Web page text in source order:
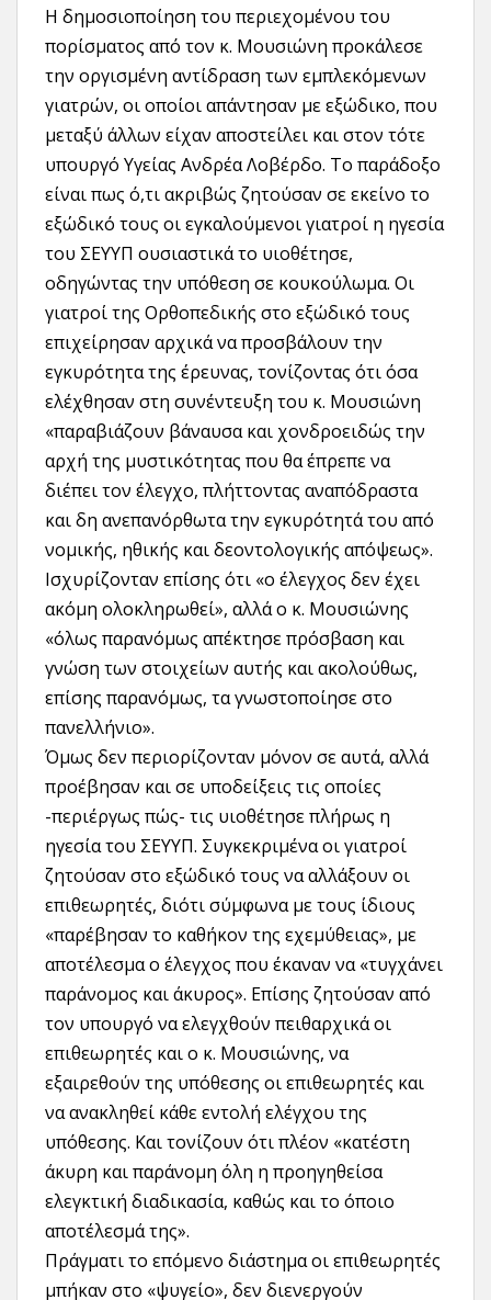
Η δημοσιοποίηση του περιεχομένου του
πορίσματος από τον κ. Μουσιώνη προκάλεσε
την οργισμένη αντίδραση των εμπλεκόμενων
γιατρών, οι οποίοι απάντησαν με εξώδικο, που
μεταξύ άλλων είχαν αποστείλει και στον τότε
υπουργό Υγείας Ανδρέα Λοβέρδο. Το παράδοξο
είναι πως ό,τι ακριβώς ζητούσαν σε εκείνο το
εξώδικό τους οι εγκαλούμενοι γιατροί η ηγεσία
του ΣΕΥΥΠ ουσιαστικά το υιοθέτησε,
οδηγώντας την υπόθεση σε κουκούλωμα. Οι
γιατροί της Ορθοπεδικής στο εξώδικό τους
επιχείρησαν αρχικά να προσβάλουν την
εγκυρότητα της έρευνας, τονίζοντας ότι όσα
ελέχθησαν στη συνέντευξη του κ. Μουσιώνη
«παραβιάζουν βάναυσα και χονδροειδώς την
αρχή της μυστικότητας που θα έπρεπε να
διέπει τον έλεγχο, πλήττοντας αναπόδραστα
και δη ανεπανόρθωτα την εγκυρότητά του από
νομικής, ηθικής και δεοντολογικής απόψεως».
Ισχυρίζονταν επίσης ότι «ο έλεγχος δεν έχει
ακόμη ολοκληρωθεί», αλλά ο κ. Μουσιώνης
«όλως παρανόμως απέκτησε πρόσβαση και
γνώση των στοιχείων αυτής και ακολούθως,
επίσης παρανόμως, τα γνωστοποίησε στο
πανελλήνιο».
Όμως δεν περιορίζονταν μόνον σε αυτά, αλλά
προέβησαν και σε υποδείξεις τις οποίες
-περιέργως πώς- τις υιοθέτησε πλήρως η
ηγεσία του ΣΕΥΥΠ. Συγκεκριμένα οι γιατροί
ζητούσαν στο εξώδικό τους να αλλάξουν οι
επιθεωρητές, διότι σύμφωνα με τους ίδιους
«παρέβησαν το καθήκον της εχεμύθειας», με
αποτέλεσμα ο έλεγχος που έκαναν να «τυγχάνει
παράνομος και άκυρος». Επίσης ζητούσαν από
τον υπουργό να ελεγχθούν πειθαρχικά οι
επιθεωρητές και ο κ. Μουσιώνης, να
εξαιρεθούν της υπόθεσης οι επιθεωρητές και
να ανακληθεί κάθε εντολή ελέγχου της
υπόθεσης. Και τονίζουν ότι πλέον «κατέστη
άκυρη και παράνομη όλη η προηγηθείσα
ελεγκτική διαδικασία, καθώς και το όποιο
αποτέλεσμά της».
Πράγματι το επόμενο διάστημα οι επιθεωρητές
μπήκαν στο «ψυγείο», δεν διενεργούν